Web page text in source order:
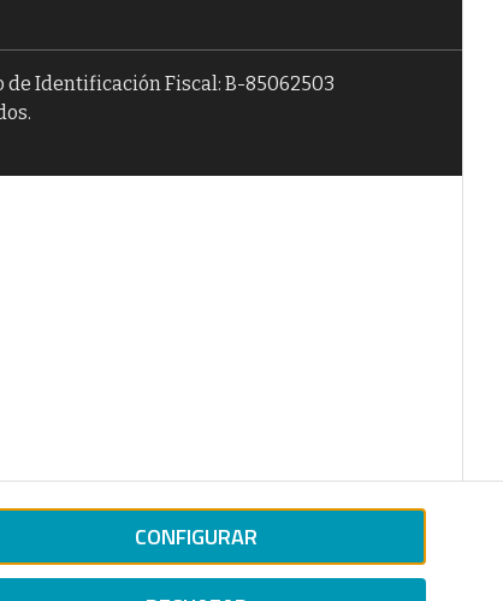
CONFIGURAR
de Identificación Fiscal: B-85062503